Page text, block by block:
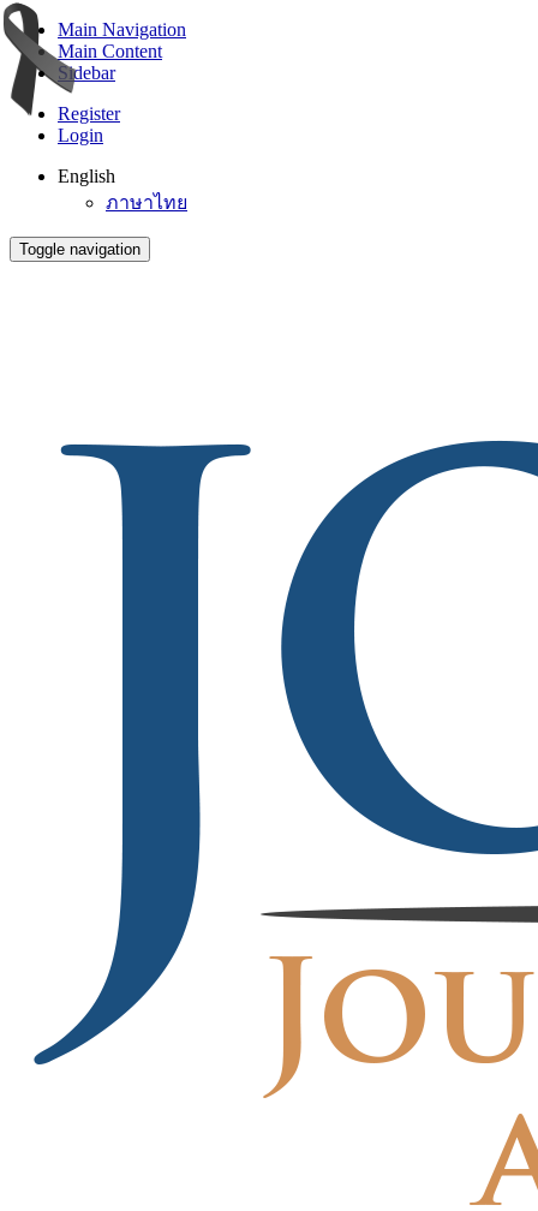
Main Navigation
Main Content
Sidebar
Register
Login
English
ภาษาไทย
Toggle navigation